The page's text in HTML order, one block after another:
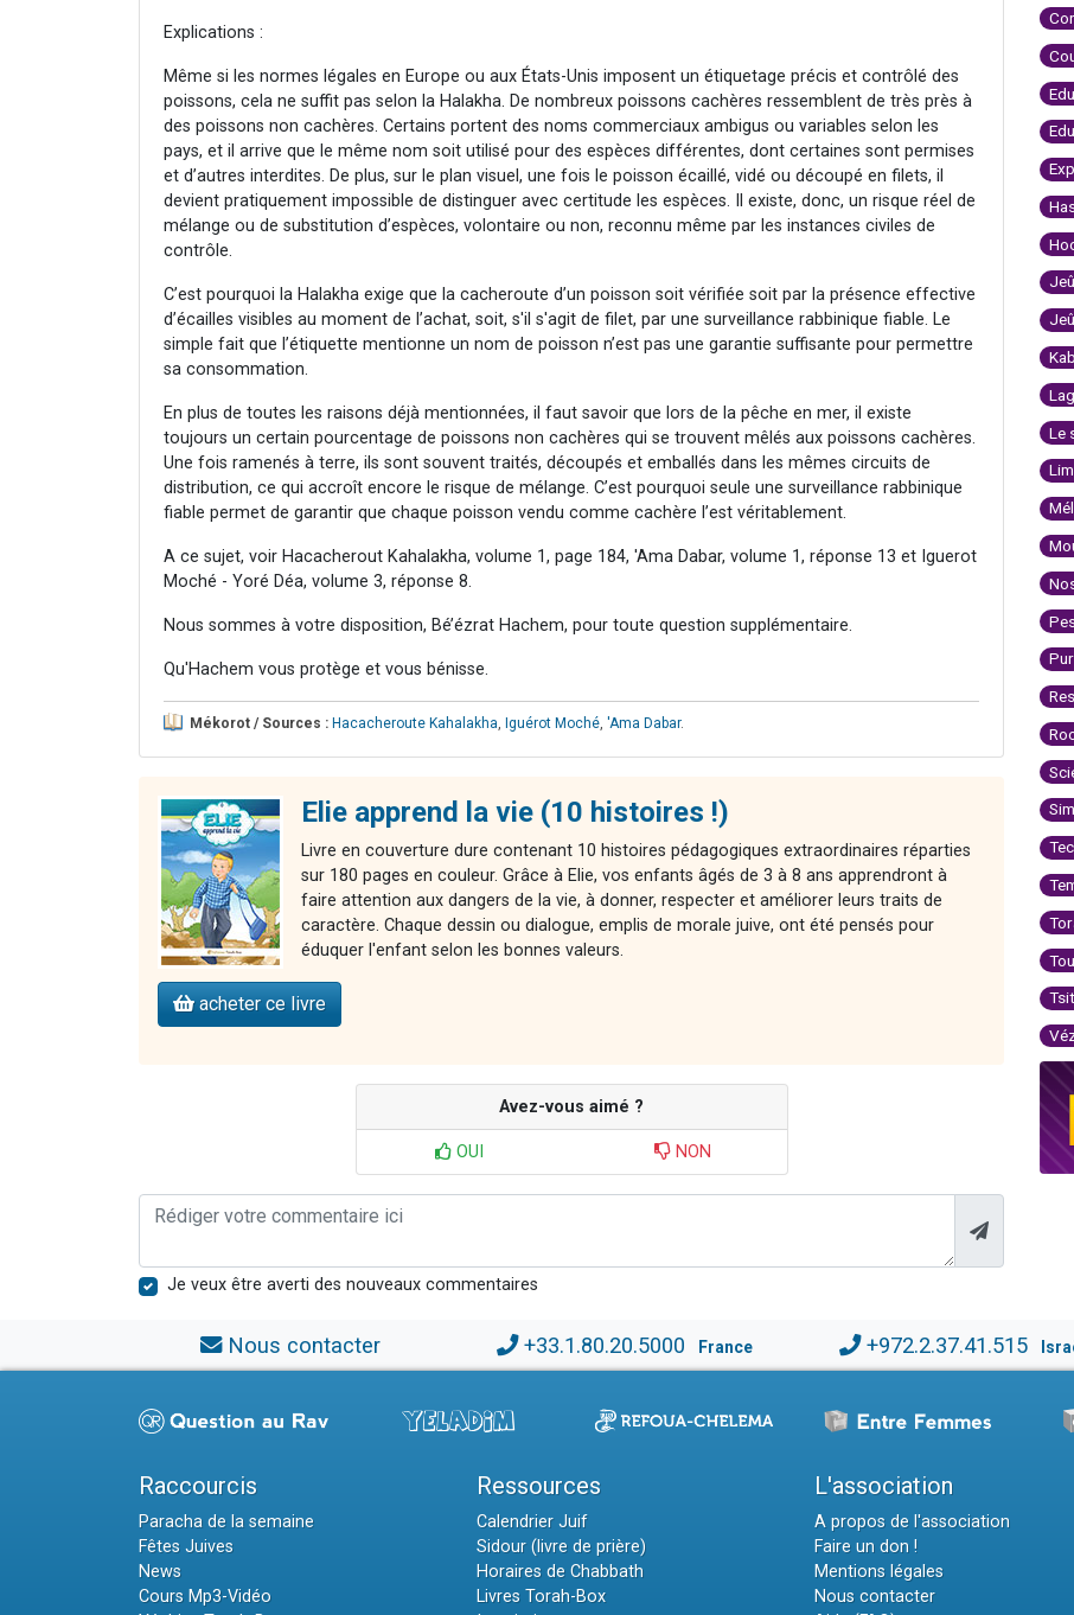
Explications :
Même si les normes légales en Europe ou aux États-Unis imposent un étiquetage précis et contrôlé des
poissons, cela ne suffit pas selon la Halakha. De nombreux poissons cachères ressemblent de très près à
des poissons non cachères. Certains portent des noms commerciaux ambigus ou variables selon les
pays, et il arrive que le même nom soit utilisé pour des espèces différentes, dont certaines sont permises
et d’autres interdites. De plus, sur le plan visuel, une fois le poisson écaillé, vidé ou découpé en filets, il
devient pratiquement impossible de distinguer avec certitude les espèces. Il existe, donc, un risque réel de
mélange ou de substitution d’espèces, volontaire ou non, reconnu même par les instances civiles de
contrôle.
C’est pourquoi la Halakha exige que la cacheroute d’un poisson soit vérifiée soit par la présence effective
d’écailles visibles au moment de l’achat, soit, s'il s'agit de filet, par une surveillance rabbinique fiable. Le
simple fait que l’étiquette mentionne un nom de poisson n’est pas une garantie suffisante pour permettre
sa consommation.
En plus de toutes les raisons déjà mentionnées, il faut savoir que lors de la pêche en mer, il existe
toujours un certain pourcentage de poissons non cachères qui se trouvent mêlés aux poissons cachères.
Une fois ramenés à terre, ils sont souvent traités, découpés et emballés dans les mêmes circuits de
distribution, ce qui accroît encore le risque de mélange. C’est pourquoi seule une surveillance rabbinique
fiable permet de garantir que chaque poisson vendu comme cachère l’est véritablement.
A ce sujet, voir Hacacherout Kahalakha, volume 1, page 184, 'Ama Dabar, volume 1, réponse 13 et Iguerot
Moché - Yoré Déa, volume 3, réponse 8.
Nous sommes à votre disposition, Bé’ézrat Hachem, pour toute question supplémentaire.
Qu'Hachem vous protège et vous bénisse.
Mékorot / Sources : Hacacheroute Kahalakha Iguérot Moché 'Ama Dabar.
Elie apprend la vie (10 histoires !)
Livre en couverture dure contenant 10 histoires pédagogiques extraordinaires réparties
sur 180 pages en couleur. Grâce à Elie, vos enfants âgés de 3 à 8 ans apprendront à
faire attention aux dangers de la vie, à donner, respecter et améliorer leurs traits de
caractère. Chaque dessin ou dialogue, emplis de morale juive, ont été pensés pour
éduquer l'enfant selon les bonnes valeurs.
acheter ce livre
Avez-vous aimé ?
OUI NON
Je veux être averti des nouveaux commentaires
Le
Nous contacter +33.1.80.20.5000 France +972.2.37.41.515
Raccourcis
Paracha de la semaine
Fêtes Juives
News
Cours Mp3-Vidéo
Ressources
Calendrier Juif
Sidour (livre de prière)
Horaires de Chabbath
Livres Torah-Box
L'association
A propos de l'association
Faire un don !
Mentions légales
Nous contacter